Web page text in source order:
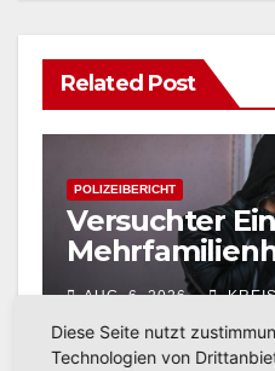
Related Post
POLIZEIBERICHT
Versuchter
Arnsberg:
AUG. 6, 2026
HOCHSAUERLANDKREIS
Diese Seite nutzt
Technologien von